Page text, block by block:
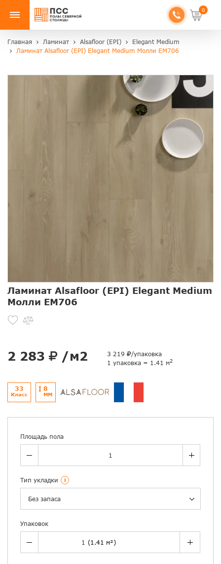
0
Главная Ламинат Alsafloor (EPI)
Elegant Medium
Ламинат Alsafloor (EPI) Elegant Medium Молли EM706
Ламинат Alsafloor (EPI) Elegant Medium
Молли EM706
2 283 /м2 3 219
/упаковка
1 упаковка = 1.41 м2
33
Класс
8
ММ
Площадь пола
Тип укладки i
Без запаса
Упаковок